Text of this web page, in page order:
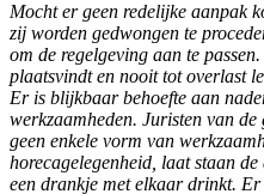
Mocht er geen redelijke aanpak
zij worden gedwongen te
om de regelgeving aan te
plaatsvindt en nooit tot overlast
Er is blijkbaar behoefte aan
werkzaamheden. Juristen van de
geen enkele vorm van
horecagelegenheid, laat staan
een drankje met elkaar drinkt.